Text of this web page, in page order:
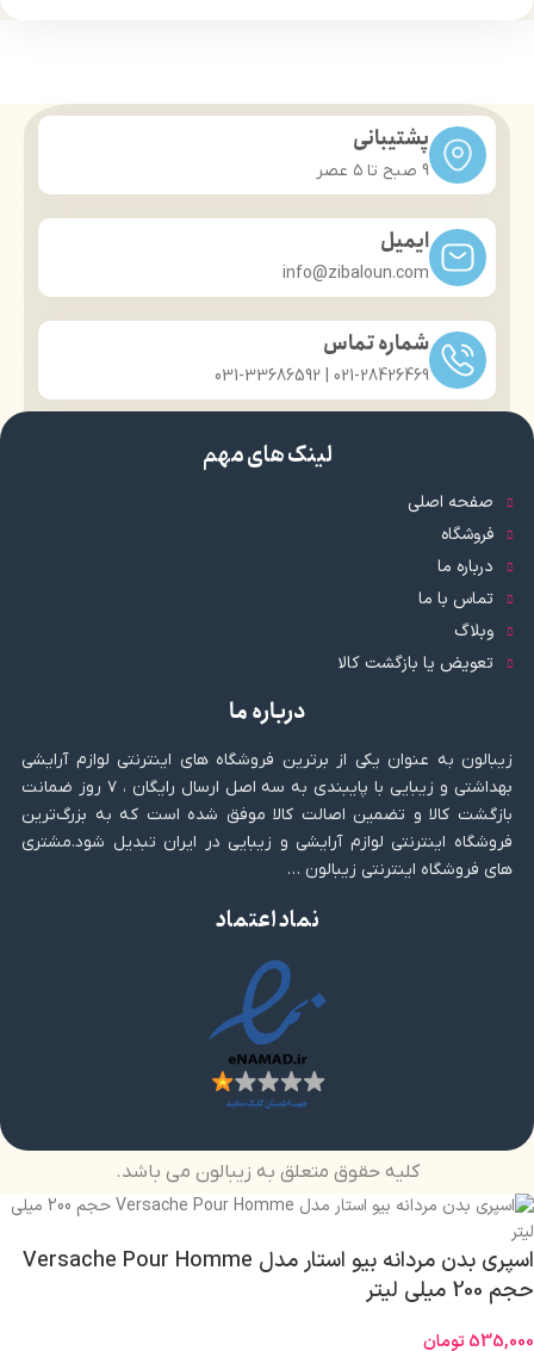
پشتیبانی
9 صبح تا ۵ عصر
ایمیل
info@zibaloun.com
شماره تماس
021-28426469 | 031-33686592
لینک های مهم
صفحه اصلی
فروشگاه
درباره ما
تماس با ما
وبلاگ
تعویض یا بازگشت کالا
درباره ما
زیبالون به عنوان یکی از برترین فروشگاه های اینترنتی لوازم آرایشی
بهداشتی و زیبایی با پایبندی به سه اصل ارسال رایگان ، ۷ روز ضمانت
بازگشت کالا و تضمین اصالت کالا موفق شده است که به بزرگ‌ترین
فروشگاه اینترنتی لوازم آرایشی و زیبایی در ایران تبدیل شود.مشتری
های فروشگاه اینترنتی زیبالون …
نماد اعتماد
کلیه حقوق متعلق به زیبالون می باشد.
اسپری بدن مردانه بیو استار مدل Versache Pour Homme
حجم 200 میلی لیتر
535,000تومان